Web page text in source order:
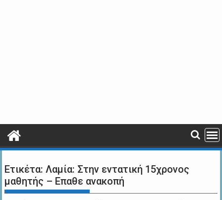
Ετικέτα:Λαμία: Στην εντατική 15χρονος
μαθητής – Επαθε ανακοπή